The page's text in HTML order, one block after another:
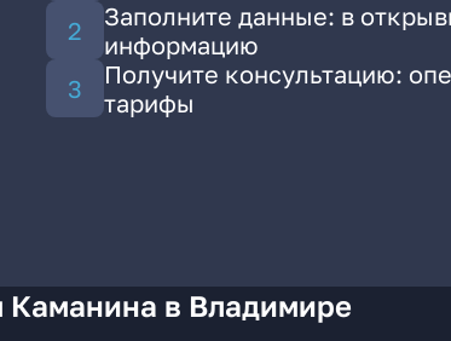
Заполните данные: в
информацию
Получите консультацию:
тарифы
Каманина в Владимире